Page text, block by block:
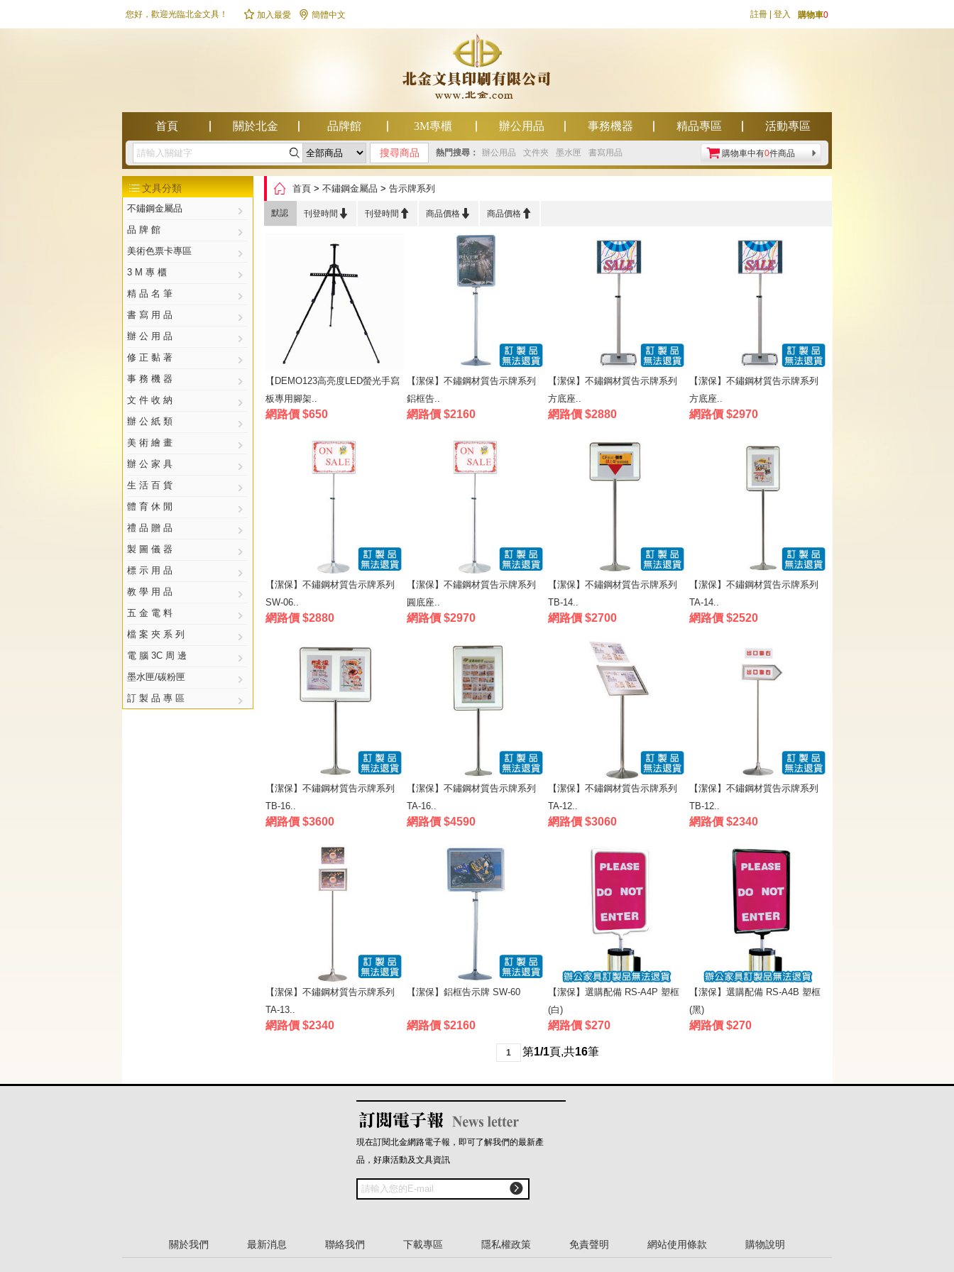
註冊 登入 購物車0
您好，歡迎光臨北金文具！  加入最愛  簡體中文
首頁 關於北金 品牌館 3M專櫃 辦公用品 事務機器 精品專區 活動專區
幫助中心  熱門搜尋： 辦公用品 文件夾 墨水匣 書寫用品 購物車中有0件商品
文具分類
不鏽鋼金屬品
品 牌 館
美術色票卡專區
3 M 專 櫃
精 品 名 筆
書 寫 用 品
辦 公 用 品
修 正 黏 著
事 務 機 器
文 件 收 納
辦 公 紙 類
美 術 繪 畫
辦 公 家 具
生 活 百 貨
體 育 休 閒
禮 品 贈 品
製 圖 儀 器
標 示 用 品
教 學 用 品
五 金 電 料
檔 案 夾 系 列
電 腦 3C 周 邊
墨水匣/碳粉匣
訂 製 品 專 區
 首頁 > 不鏽鋼金屬品 > 告示牌系列
默認 刊登時間  刊登時間  商品價格  商品價格 
【DEMO123高亮度LED螢光手寫
板專用腳架..
網路價 $650
【潔保】不鏽鋼材質告示牌系列
鋁框告..
網路價 $2160
【潔保】不鏽鋼材質告示牌系列
方底座..
網路價 $2880
【潔保】不鏽鋼材質告示牌系列
方底座..
網路價 $2970
【潔保】不鏽鋼材質告示牌系列
SW-06..
網路價 $2880
【潔保】不鏽鋼材質告示牌系列
圓底座..
網路價 $2970
【潔保】不鏽鋼材質告示牌系列
TB-14..
網路價 $2700
【潔保】不鏽鋼材質告示牌系列
TA-14..
網路價 $2520
【潔保】不鏽鋼材質告示牌系列
TB-16..
網路價 $3600
【潔保】不鏽鋼材質告示牌系列
TA-16..
網路價 $4590
【潔保】不鏽鋼材質告示牌系列
TA-12..
網路價 $3060
【潔保】不鏽鋼材質告示牌系列
TB-12..
網路價 $2340
【潔保】不鏽鋼材質告示牌系列
TA-13..
網路價 $2340
【潔保】鋁框告示牌 SW-60
網路價 $2160
【潔保】選購配備 RS-A4P 塑框
(白)
網路價 $270
【潔保】選購配備 RS-A4B 塑框
(黑)
網路價 $270
1 第1/1頁,共16筆
現在訂閱北金網路電子報，即可了解我們的最新產
品，好康活動及文具資訊

關於我們 最新消息 聯絡我們 下載專區 隱私權政策 免責聲明 網站使用條款 購物說明